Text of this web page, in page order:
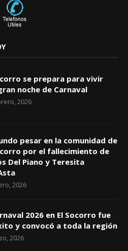
se prepara para vivir
noche de Carnaval
2026
pesar en la comunidad de
por el fallecimiento de
Del Piano y Teresita
2026
2026 en El Socorro fue
y convocó a toda la región
2026